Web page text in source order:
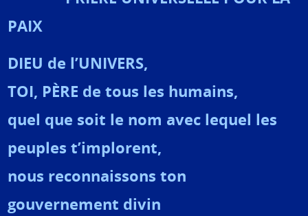
PAIX
DIEU de l’UNIVERS,
TOI, PÈRE de tous les humains,
quel que soit le nom avec lequel les
peuples t’implorent,
nous reconnaissons ton
gouvernement divin